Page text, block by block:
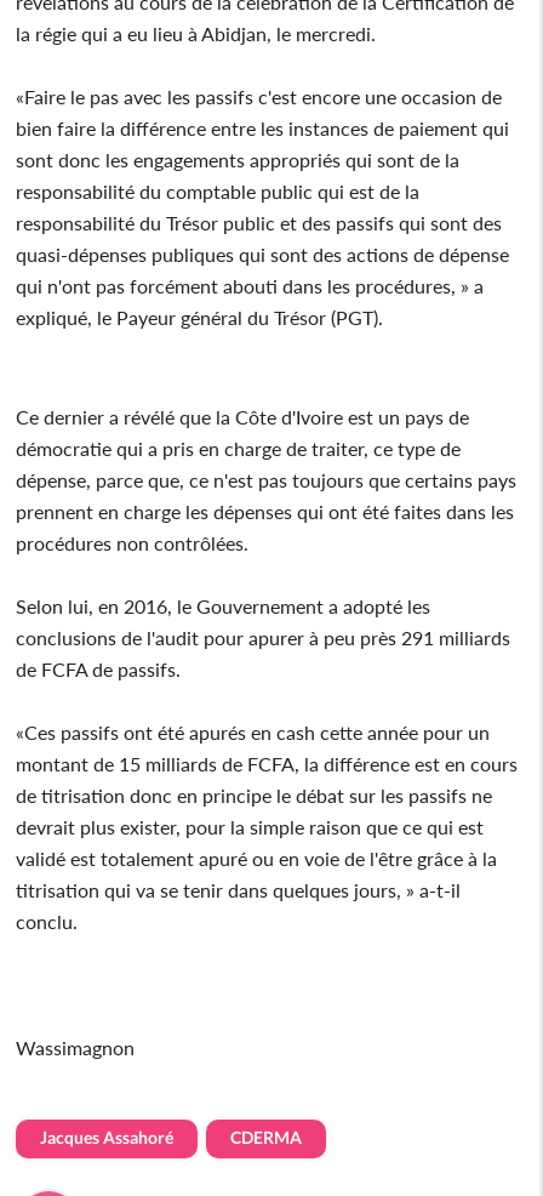
la régie qui a eu lieu à Abidjan, le mercredi.
«Faire le pas avec les passifs c'est encore une occasion de
bien faire la différence entre les instances de paiement qui
sont donc les engagements appropriés qui sont de la
responsabilité du comptable public qui est de la
responsabilité du Trésor public et des passifs qui sont des
quasi-dépenses publiques qui sont des actions de dépense
qui n'ont pas forcément abouti dans les procédures, » a
expliqué, le Payeur général du Trésor (PGT).
Ce dernier a révélé que la Côte d'Ivoire est un pays de
démocratie qui a pris en charge de traiter, ce type de
dépense, parce que, ce n'est pas toujours que certains pays
prennent en charge les dépenses qui ont été faites dans les
procédures non contrôlées.
Selon lui, en 2016, le Gouvernement a adopté les
conclusions de l'audit pour apurer à peu près 291 milliards
de FCFA de passifs.
«Ces passifs ont été apurés en cash cette année pour un
montant de 15 milliards de FCFA, la différence est en cours
de titrisation donc en principe le débat sur les passifs ne
devrait plus exister, pour la simple raison que ce qui est
validé est totalement apuré ou en voie de l'être grâce à la
titrisation qui va se tenir dans quelques jours, » a-t-il
conclu.
Wassimagnon
Jacques Assahoré CDERMA